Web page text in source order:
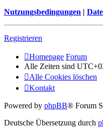
Nutzungsbedingungen |
Registrieren
Homepage Forum
Alle Zeiten sind
Alle Cookies löschen
Kontakt
Powered by phpBB® Forum
Deutsche Übersetzung durch